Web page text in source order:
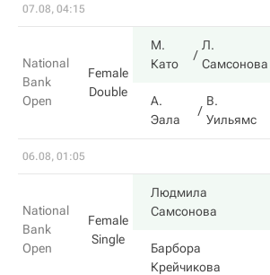
07.08, 04:15
National
Bank
Open
Female
Double
М.
Като
Л.
Самсонова
А.
Эала
В.
Уильямс
06.08, 01:05
National
Bank
Open
Female
Single
Людмила
Самсонова
Барбора
Крейчикова